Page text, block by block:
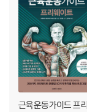
근육운동가이드 프리